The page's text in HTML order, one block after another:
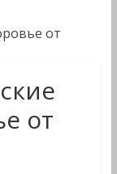
от
от